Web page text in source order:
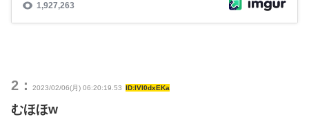
2： 2023/02/06(月) 06:20:19.53 ID:lVI0dxEKa
むほほw